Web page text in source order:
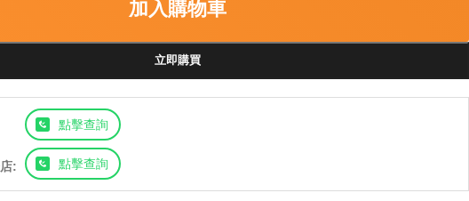
加入購物車
立即購買
點擊查詢
: 點擊查詢